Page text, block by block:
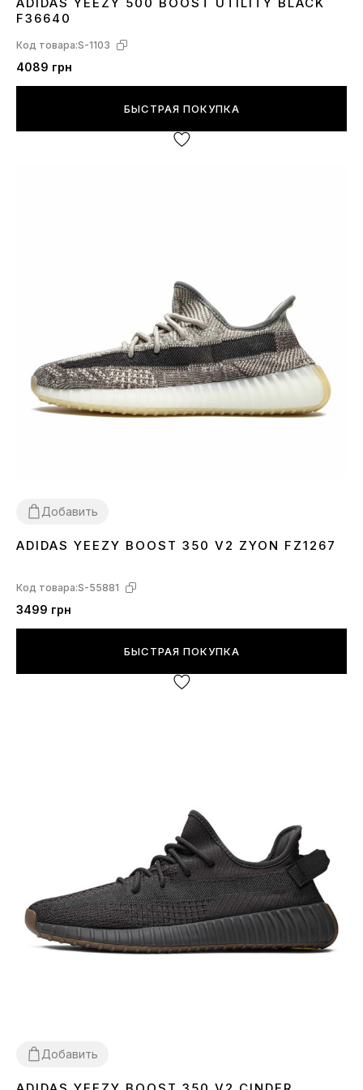
37 3839 41 42 4344 45
F36640
Код товара:S-1103
4089 грн
БЫСТРАЯ ПОКУПКА
Добавить
36 3738 39 404142 43 4445
ADIDAS YEEZY BOOST 350 V2 ZYON FZ1267
Код товара:S-55881
3499 грн
БЫСТРАЯ ПОКУПКА
Добавить